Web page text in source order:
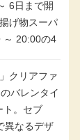
6日まで開
げ物スーパ
～ 20:00の4
クリアファ
バレンタイ
ト。セブ
異なるデザ